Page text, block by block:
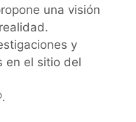
una visión
y
en el sitio del